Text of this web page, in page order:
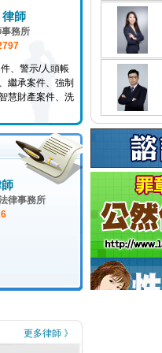
師
務所
、警示/人頭帳
繼承案件、強制
慧財產案件、洗
高雄地區可受理
話或是視訊方式
縣市服務 詳情請
pse.is/3kptkw 歡
律事務所
更多律師 》